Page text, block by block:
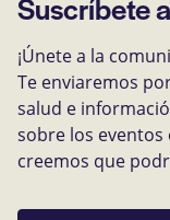
¡Únete a la
Te enviaremos
salud e
sobre los
creemos que